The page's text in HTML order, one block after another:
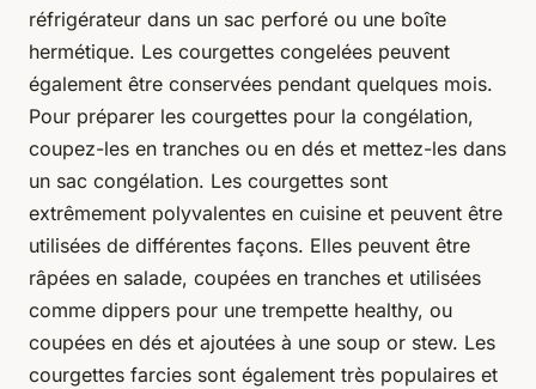
réfrigérateur dans un sac perforé ou une boîte
hermétique. Les courgettes congelées peuvent
également être conservées pendant quelques mois.
Pour préparer les courgettes pour la congélation,
coupez-les en tranches ou en dés et mettez-les dans
un sac congélation. Les courgettes sont
extrêmement polyvalentes en cuisine et peuvent être
utilisées de différentes façons. Elles peuvent être
râpées en salade, coupées en tranches et utilisées
comme dippers pour une trempette healthy, ou
coupées en dés et ajoutées à une soup or stew. Les
courgettes farcies sont également très populaires et